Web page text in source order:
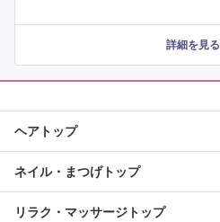
詳細を見る
ヘアトップ
ネイル・まつげトップ
リラク・マッサージトップ